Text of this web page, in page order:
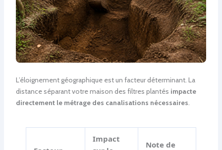
L’éloignement géographique est un facteur déterminant. La
distance séparant votre maison des filtres plantés impacte
directement le métrage des canalisations nécessaires.
Impact
Note de